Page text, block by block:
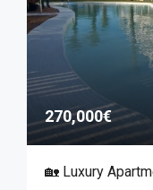
270,000€
🏡 Luxury